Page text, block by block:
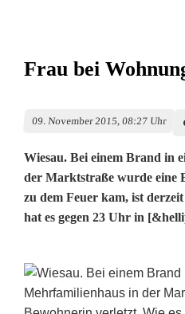
Frau bei
09. November 2015, 08:27 Uhr
Wiesau. Bei einem Brand in
der Marktstraße wurde eine
zu dem Feuer kam, ist
hat es gegen 23 Uhr in